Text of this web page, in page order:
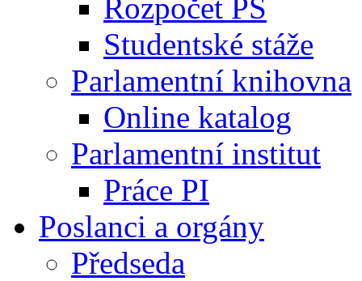
Rozpočet PS
Studentské stáže
Parlamentní knihovna
Online katalog
Parlamentní institut
Práce PI
Poslanci a orgány
Předseda